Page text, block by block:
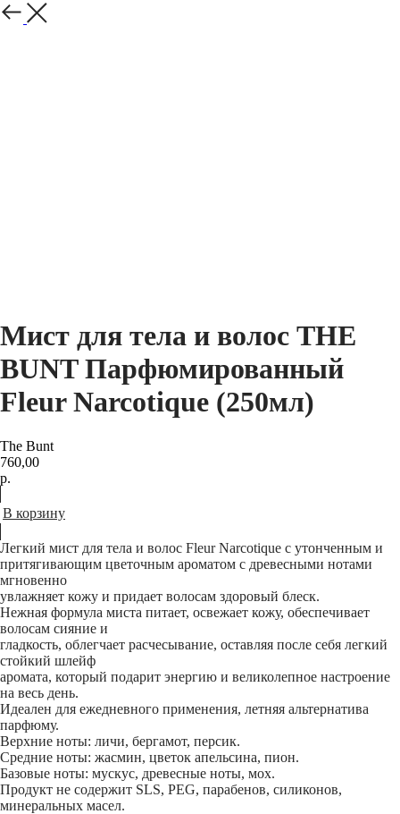
Назад
Мист для тела и волос THE
BUNT Парфюмированный
Fleur Narcotique (250мл)
The Bunt
760,00
р.
В корзину
Легкий мист для тела и волос Fleur Narcotique с утонченным и
притягивающим цветочным ароматом с древесными нотами
мгновенно
увлажняет кожу и придает волосам здоровый блеск.
Нежная формула миста питает, освежает кожу, обеспечивает
волосам сияние и
гладкость, облегчает расчесывание, оставляя после себя легкий
стойкий шлейф
аромата, который подарит энергию и великолепное настроение
на весь день.
Идеален для ежедневного применения, летняя альтернатива
парфюму.
Верхние ноты: личи, бергамот, персик.
Средние ноты: жасмин, цветок апельсина, пион.
Базовые ноты: мускус, древесные ноты, мох.
Продукт не содержит SLS, PEG, парабенов, силиконов,
минеральных масел.